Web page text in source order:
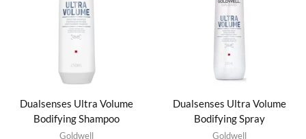
Dualsenses Ultra Volume
Bodifying Shampoo
Goldwell
Dualsenses Ultra Volume
Bodifying Spray
Goldwell